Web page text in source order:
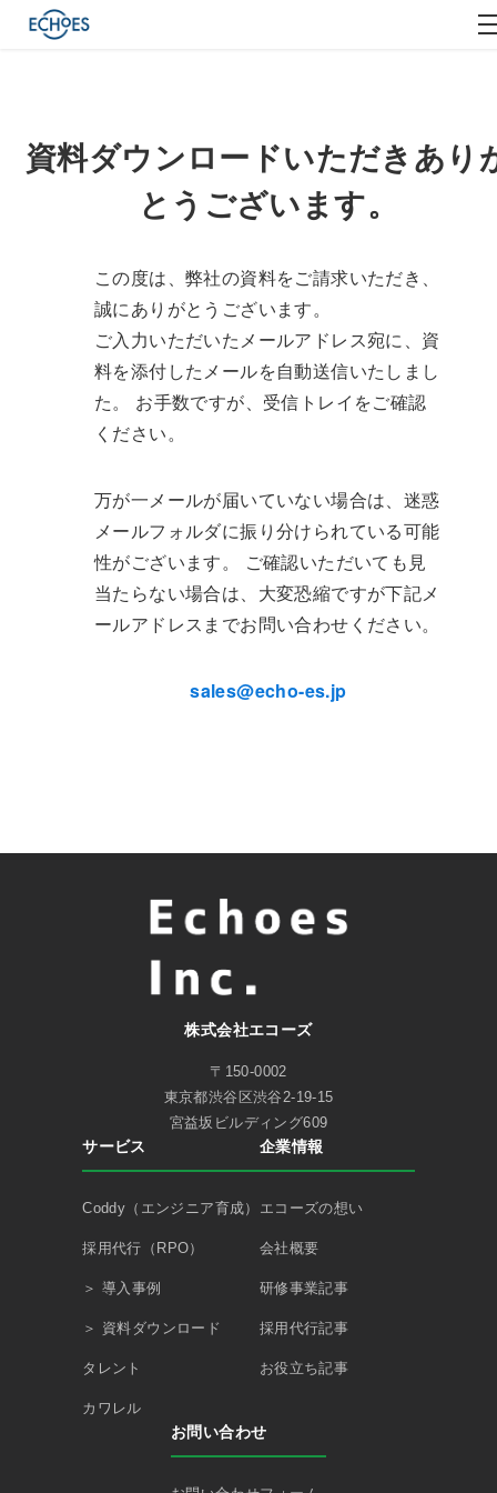
資料ダウンロードいただきあり
とうございます。
この度は、弊社の資料をご請求いただき、
誠にありがとうございます。
ご入力いただいたメールアドレス宛に、資
料を添付したメールを自動送信いたしまし
た。 お手数ですが、受信トレイをご確認
ください。
万が一メールが届いていない場合は、迷惑
メールフォルダに振り分けられている可能
性がございます。 ご確認いただいても見
当たらない場合は、大変恐縮ですが下記メ
ールアドレスまでお問い合わせください。
sales@echo-es.jp
株式会社エコーズ
〒150-0002
東京都渋谷区渋谷2-19-15
宮益坂ビルディング609
サービス
Coddy（エンジニア育成）
採用代行（RPO）
＞ 導入事例
＞ 資料ダウンロード
タレント
カワレル
企業情報
エコーズの想い
会社概要
研修事業記事
採用代行記事
お役立ち記事
お問い合わせ